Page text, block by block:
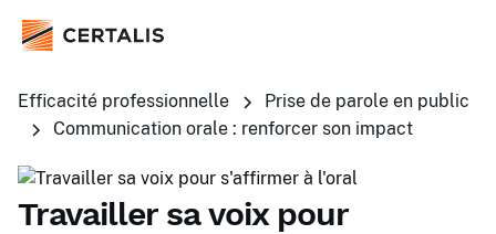
Efficacité professionnelle
Prise de parole en public
Communication orale : renforcer son impact
Travailler sa voix pour